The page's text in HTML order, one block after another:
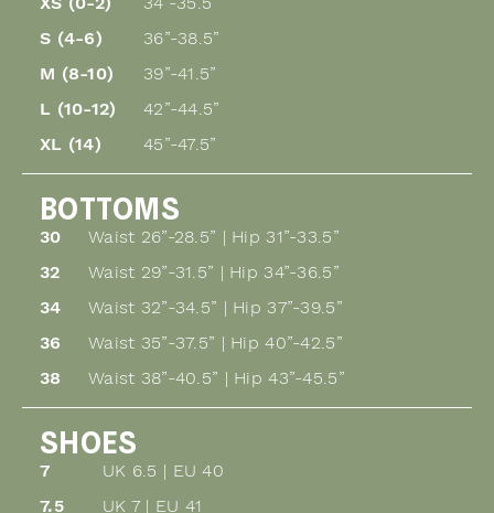
S (4-6)
36”-38.5”
M (8-10)
39”-41.5”
L (10-12)
42”-44.5”
XL (14)
45”-47.5”
BOTTOMS
30
Waist 26”-28.5” | Hip 31”-33.5”
32
Waist 29”-31.5” | Hip 34”-36.5”
34
Waist 32”-34.5” | Hip 37”-39.5”
36
Waist 35”-37.5” | Hip 40”-42.5”
38
Waist 38”-40.5” | Hip 43”-45.5”
SHOES
7
UK 6.5 | EU 40
7.5
UK 7 | EU 41